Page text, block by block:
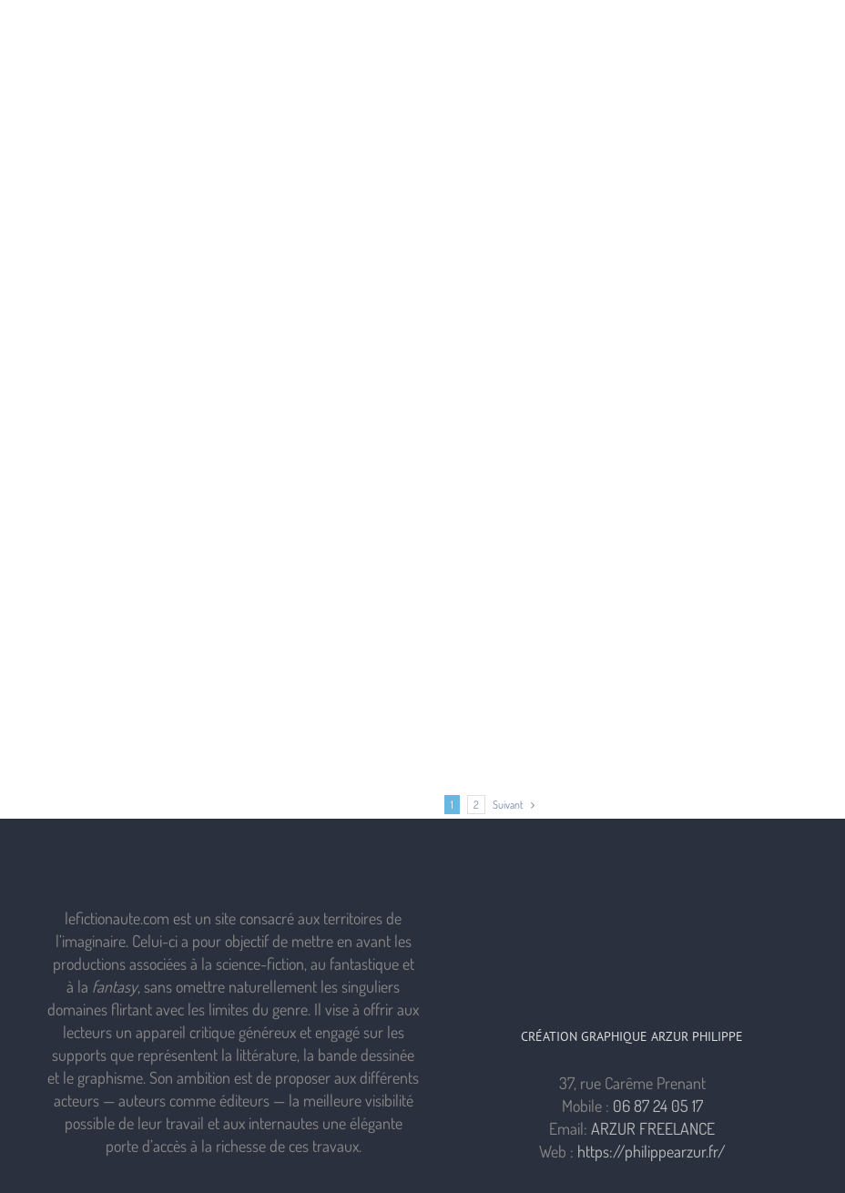
1 2 Suivant
lefictionaute.com est un site consacré aux territoires de
l’imaginaire. Celui-ci a pour objectif de mettre en avant les
productions associées à la science-fiction, au fantastique et
à la fantasy, sans omettre naturellement les singuliers
domaines flirtant avec les limites du genre. Il vise à offrir aux
lecteurs un appareil critique généreux et engagé sur les
supports que représentent la littérature, la bande dessinée
et le graphisme. Son ambition est de proposer aux différents
acteurs — auteurs comme éditeurs — la meilleure visibilité
possible de leur travail et aux internautes une élégante
porte d’accès à la richesse de ces travaux.
CRÉATION GRAPHIQUE ARZUR PHILIPPE
37, rue Carême Prenant
Mobile : 06 87 24 05 17
Email: ARZUR FREELANCE
Web : https://philippearzur.fr/